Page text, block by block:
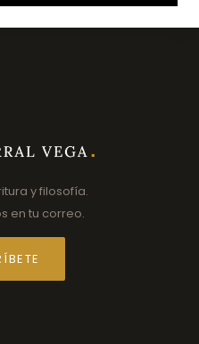
y filosofía.
en tu correo.